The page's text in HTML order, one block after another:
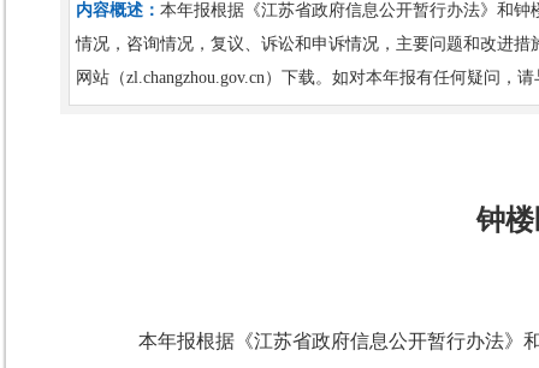
内容概述： 本年报根据《江苏省政府信息公开暂行办法》和
情况，咨询情况，复议、诉讼和申诉情况，主要问题和改进
网站（zl.changzhou.gov.cn）下载。如对本年报有任何疑问，
钟
本年报根据《江苏省政府信息公开暂行办法